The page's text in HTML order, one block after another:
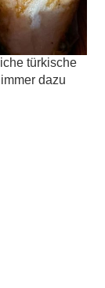
türkische
dazu